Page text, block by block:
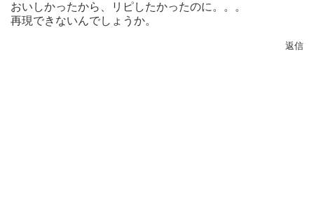
おいしかったから、リピしたかったのに。。。
再現できないんでしょうか。
返信